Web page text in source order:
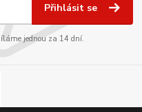
Přihlásit se
jednou za 14 dní.